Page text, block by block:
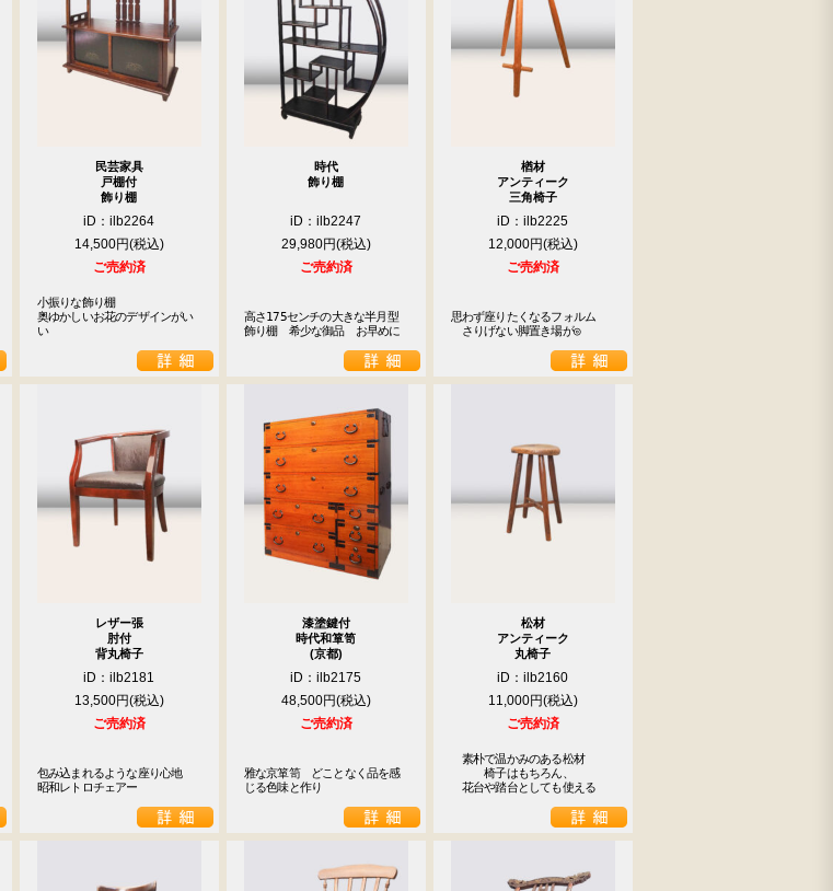
民芸家具
戸棚付
飾り棚
iD：ilb2264
14,500円
ご売約済
小振りな飾り棚
奥ゆかしいお花のデザインがい
い
時代
飾り棚
iD：ilb2247
29,980円
ご売約済
高さ175センチの大きな半月型
飾り棚　希少な御品　お早めに
楢材
アンティーク
三角椅子
iD：ilb2225
12,000円
ご売約済
思わず座りたくなるフォルム
さりげない脚置き場が◎
レザー張
肘付
背丸椅子
iD：ilb2181
13,500円
ご売約済
包み込まれるような座り心地
昭和レトロチェアー
漆塗鍵付
時代和箪笥
(京都)
iD：ilb2175
48,500円
ご売約済
雅な京箪笥　どことなく品を感
じる色味と作り
松材
アンティーク
丸椅子
iD：ilb2160
11,000円
ご売約済
素朴で温かみのある松材
椅子はもちろん、
花台や踏台としても使える